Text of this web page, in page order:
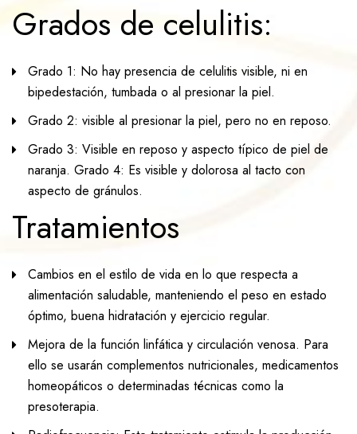
Grados de celulitis:
Grado 1: No hay presencia de celulitis visible, ni en
bipedestación, tumbada o al presionar la piel.
Grado 2: visible al presionar la piel, pero no en reposo.
Grado 3: Visible en reposo y aspecto típico de piel de
naranja. Grado 4: Es visible y dolorosa al tacto con
aspecto de gránulos.
Tratamientos
Cambios en el estilo de vida en lo que respecta a
alimentación saludable, manteniendo el peso en estado
óptimo, buena hidratación y ejercicio regular.
Mejora de la función linfática y circulación venosa. Para
ello se usarán complementos nutricionales, medicamentos
homeopáticos o determinadas técnicas como la
presoterapia.